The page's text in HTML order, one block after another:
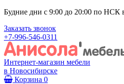
Будние дни с 9:00 до 20:00 по НСК
Заказать звонок
+7-996-546-0311
Интернет-магазин мебели
в Новосибирске
Корзина 0